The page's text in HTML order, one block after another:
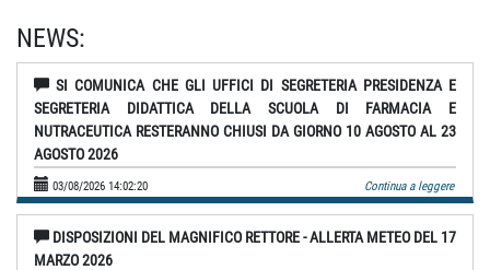
NEWS:
SI COMUNICA CHE GLI UFFICI DI SEGRETERIA PRESIDENZA E
SEGRETERIA DIDATTICA DELLA SCUOLA DI FARMACIA E
NUTRACEUTICA RESTERANNO CHIUSI DA GIORNO 10 AGOSTO AL 23
AGOSTO 2026
03/08/2026 14:02:20 Continua a leggere
DISPOSIZIONI DEL MAGNIFICO RETTORE - ALLERTA METEO DEL 17
MARZO 2026